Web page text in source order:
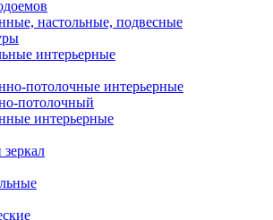
настольные, подвесные
интерьерные
потолочные интерьерные
потолочный
интерьерные